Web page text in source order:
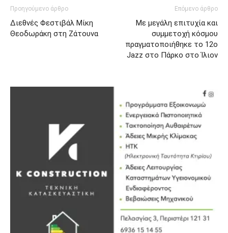
Προηγούμενο άρθρο
Διεθνές Φεστιβάλ Μίκη
Θεοδωράκη στη Ζάτουνα
Επόμενο άρθρο
Με μεγάλη επιτυχία και
συμμετοχή κόσμου
πραγματοποιήθηκε το 12ο
Jazz στο Πάρκο στο Ίλιον